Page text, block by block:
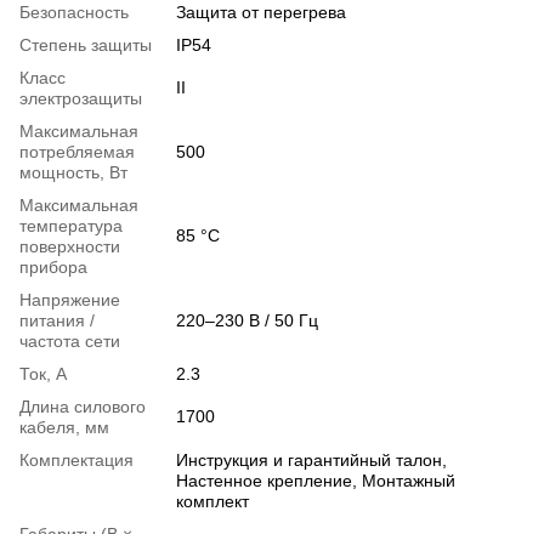
Безопасность
Защита от перегрева
Степень защиты
IP54
Класс
электрозащиты
II
Максимальная
потребляемая
мощность, Вт
500
Максимальная
температура
поверхности
прибора
85 °C
Напряжение
питания /
частота сети
220–230 В / 50 Гц
Ток, А
2.3
Длина силового
кабеля, мм
1700
Комплектация
Инструкция и гарантийный талон,
Настенное крепление, Монтажный
комплект